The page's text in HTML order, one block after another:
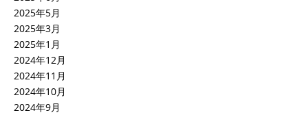
2025年5月
2025年3月
2025年1月
2024年12月
2024年11月
2024年10月
2024年9月